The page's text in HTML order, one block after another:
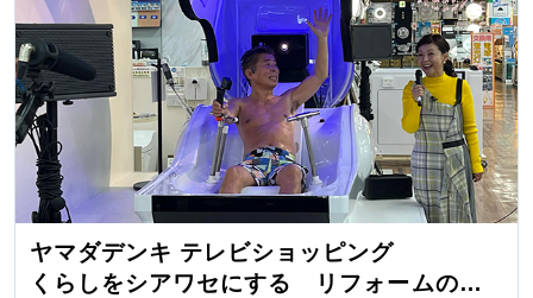
ヤマダデンキ テレビショッピング
くらしをシアワセにする リフォームの